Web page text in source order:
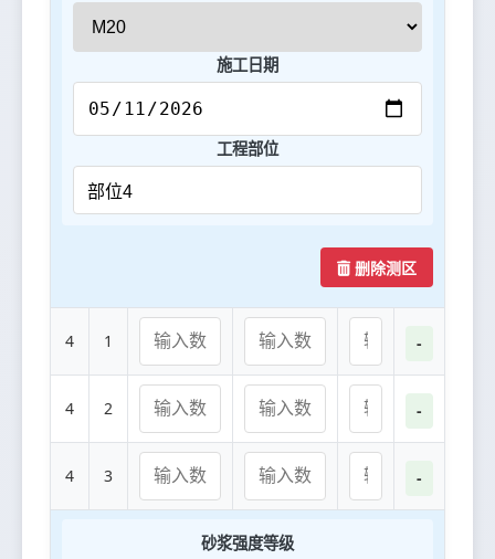
施工日期
工程部位
删除测区
4 1 -
4 2 -
4 3 -
砂浆强度等级